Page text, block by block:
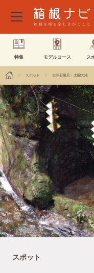
特集 モデルコース ス
スポット 太閤石風呂・太閤の滝
スポット